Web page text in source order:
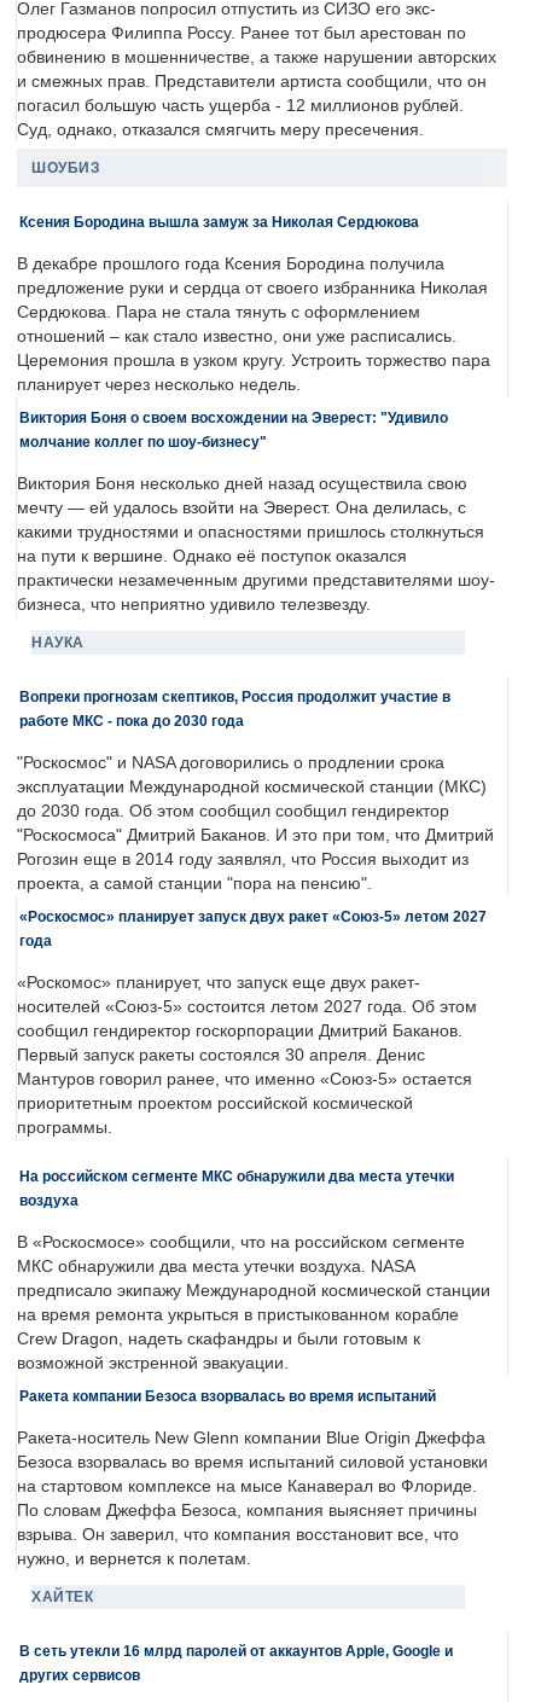
Олег Газманов попросил отпустить из СИЗО его экс-
продюсера Филиппа Россу. Ранее тот был арестован по
обвинению в мошенничестве, а также нарушении авторских
и смежных прав. Представители артиста сообщили, что он
погасил большую часть ущерба - 12 миллионов рублей.
Суд, однако, отказался смягчить меру пресечения.
ШОУБИЗ
Ксения Бородина вышла замуж за Николая Сердюкова
В декабре прошлого года Ксения Бородина получила
предложение руки и сердца от своего избранника Николая
Сердюкова. Пара не стала тянуть с оформлением
отношений – как стало известно, они уже расписались.
Церемония прошла в узком кругу. Устроить торжество пара
планирует через несколько недель.
Виктория Боня о своем восхождении на Эверест: "Удивило
молчание коллег по шоу-бизнесу"
Виктория Боня несколько дней назад осуществила свою
мечту — ей удалось взойти на Эверест. Она делилась, с
какими трудностями и опасностями пришлось столкнуться
на пути к вершине. Однако её поступок оказался
практически незамеченным другими представителями шоу-
бизнеса, что неприятно удивило телезвезду.
НАУКА
Вопреки прогнозам скептиков, Россия продолжит участие в
работе МКС - пока до 2030 года
"Роскосмос" и NASA договорились о продлении срока
эксплуатации Международной космической станции (МКС)
до 2030 года. Об этом сообщил сообщил гендиректор
"Роскосмоса" Дмитрий Баканов. И это при том, что Дмитрий
Рогозин еще в 2014 году заявлял, что Россия выходит из
проекта, а самой станции "пора на пенсию".
«Роскосмос» планирует запуск двух ракет «Союз-5» летом 2027
года
«Роскомос» планирует, что запуск еще двух ракет-
носителей «Союз-5» состоится летом 2027 года. Об этом
сообщил гендиректор госкорпорации Дмитрий Баканов.
Первый запуск ракеты состоялся 30 апреля. Денис
Мантуров говорил ранее, что именно «Союз-5» остается
приоритетным проектом российской космической
программы.
На российском сегменте МКС обнаружили два места утечки
воздуха
В «Роскосмосе» сообщили, что на российском сегменте
МКС обнаружили два места утечки воздуха. NASA
предписало экипажу Международной космической станции
на время ремонта укрыться в пристыкованном корабле
Crew Dragon, надеть скафандры и были готовым к
возможной экстренной эвакуации.
Ракета компании Безоса взорвалась во время испытаний
Ракета-носитель New Glenn компании Blue Origin Джеффа
Безоса взорвалась во время испытаний силовой установки
на стартовом комплексе на мысе Канаверал во Флориде.
По словам Джеффа Безоса, компания выясняет причины
взрыва. Он заверил, что компания восстановит все, что
нужно, и вернется к полетам.
ХАЙТЕК
В сеть утекли 16 млрд паролей от аккаунтов Apple, Google и
других сервисов